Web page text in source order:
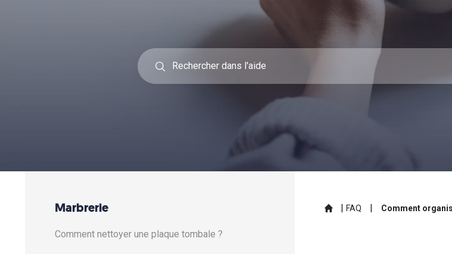
Marbrerie
Comment nettoyer une plaque tombale ?
| FAQ | Comment